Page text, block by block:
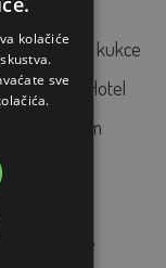
ljudima,
hotel za kukce
u vaš vrt. Hotel
lijepom
cijele
kolačiće
sve